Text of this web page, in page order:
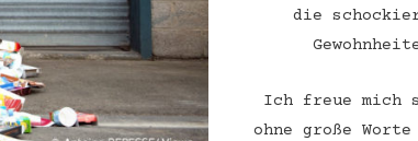
die
Ich freue mich
ohne große